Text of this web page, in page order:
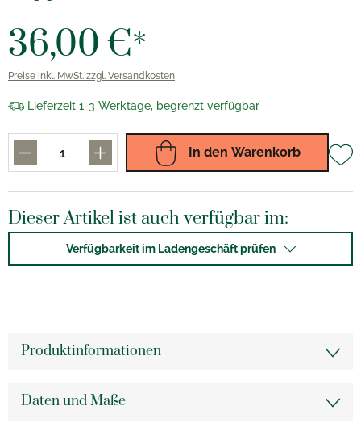
36,00 €*
Preise inkl. MwSt. zzgl. Versandkosten
Lieferzeit 1-3 Werktage, begrenzt verfügbar
In den Warenkorb
Dieser Artikel ist auch verfügbar im:
Verfügbarkeit im Ladengeschäft prüfen
Produktinformationen
Daten und Maße